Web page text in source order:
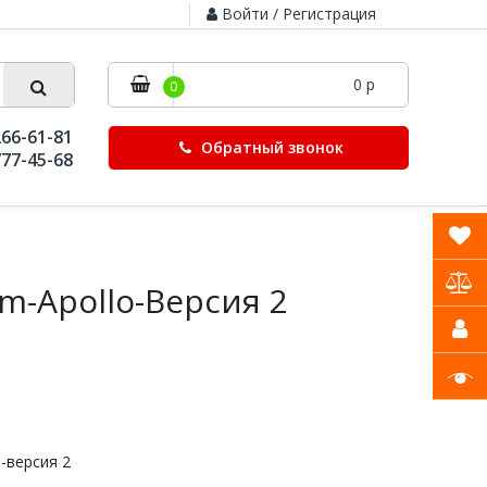
Войти / Регистрация
0 0 р
61-81
45-68
Обратный звонок
Apollo-Версия 2
2